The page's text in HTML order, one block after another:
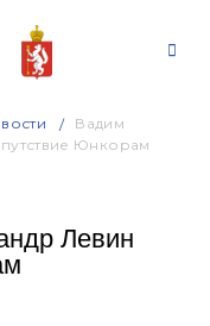
Вадим
Юнкорам
Левин